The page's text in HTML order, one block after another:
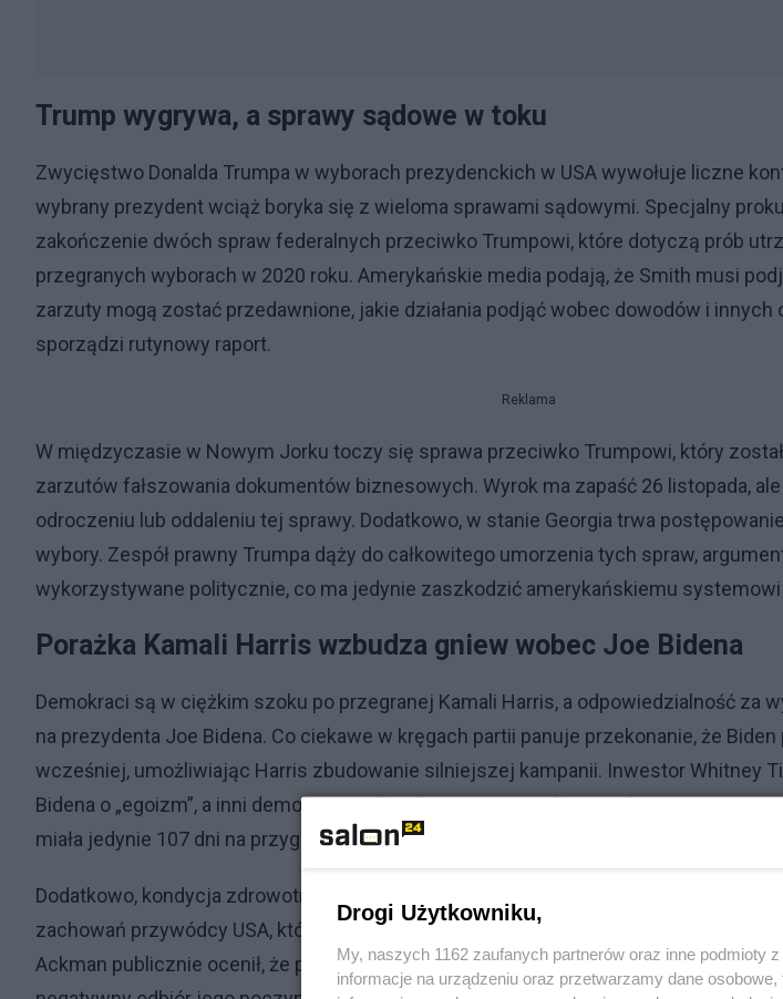
Trump wygrywa, a sprawy sądowe w toku
Zwycięstwo Donalda Trumpa w wyborach prezydenckich w USA wywołuje liczne
wybrany prezydent wciąż boryka się z wieloma sprawami sądowymi. Specjalny
zakończenie dwóch spraw federalnych przeciwko Trumpowi, które dotyczą prób
przegranych wyborach w 2020 roku. Amerykańskie media podają, że Smith musi
zarzuty mogą zostać przedawnione, jakie działania podjąć wobec dowodów i innych
sporządzi rutynowy raport.
Reklama
W międzyczasie w Nowym Jorku toczy się sprawa przeciwko Trumpowi, który
zarzutów fałszowania dokumentów biznesowych. Wyrok ma zapaść 26 listopada,
odroczeniu lub oddaleniu tej sprawy. Dodatkowo, w stanie Georgia trwa
wybory. Zespół prawny Trumpa dąży do całkowitego umorzenia tych spraw,
wykorzystywane politycznie, co ma jedynie zaszkodzić amerykańskiemu
Porażka Kamali Harris wzbudza gniew wobec Joe Bidena
Demokraci są w ciężkim szoku po przegranej Kamali Harris, a odpowiedzialność za
na prezydenta Joe Bidena. Co ciekawe w kręgach partii panuje przekonanie, że
wcześniej, umożliwiając Harris zbudowanie silniejszej kampanii. Inwestor Whitney
Bidena o „egoizm”, a inni demokraci podkreślają, że jego spóźniona decyzja o
miała jedynie 107 dni na przygotowanie do wyborów.
Dodatkowo, kondycja zdrowotna Bidena stała się przedmiotem publicznej dyskusji
zachowań przywódcy USA, które miały miejsce podczas kampanii. Wieloletni donator
Ackman publicznie ocenił, że partia okłamała obywateli co do stanu zdrowia Bidena, a
Drogi Użytkowniku,
My, naszych 1162 zaufanych partnerów oraz inne podmioty
informacje na urządzeniu oraz przetwarzamy dane